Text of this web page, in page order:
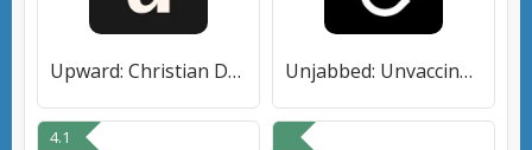
Upward: Christian Dating App Unjabbed: Unvaccinated Dating
4.1